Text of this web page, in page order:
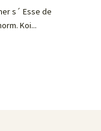
s´ Esse de
Koi...